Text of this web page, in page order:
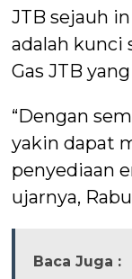
JTB sejauh
adalah kunci
Gas JTB
“Dengan
yakin dapat
penyediaan
ujarnya,
Baca Juga :